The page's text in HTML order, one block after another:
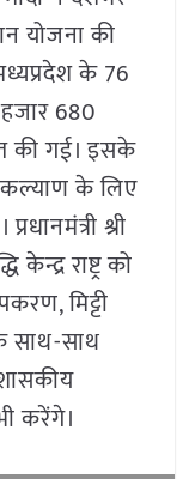
योजना की
के 76
680
की गई। इसके
कल्याण के लिए
श्री
राष्ट्र को
मिट्टी
साथ-साथ
करेंगे।